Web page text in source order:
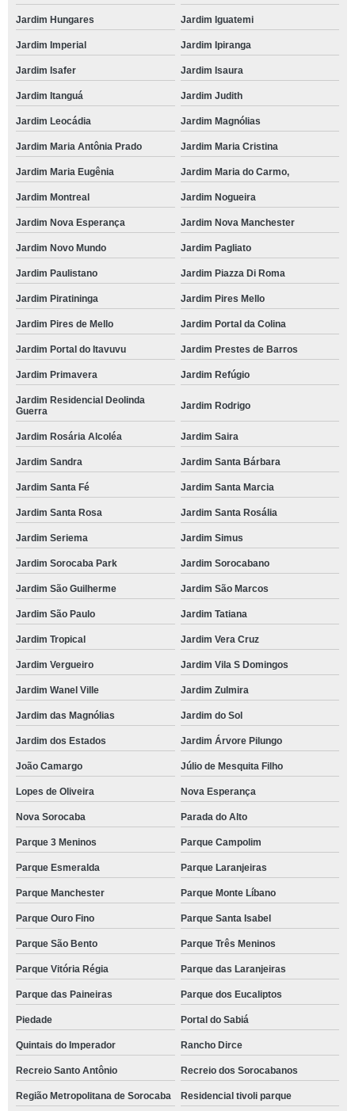
Jardim Hungares Jardim Iguatemi
Jardim Imperial Jardim Ipiranga
Jardim Isafer Jardim Isaura
Jardim Itanguá Jardim Judith
Jardim Leocádia Jardim Magnólias
Jardim Maria Antônia Prado Jardim Maria Cristina
Jardim Maria Eugênia Jardim Maria do Carmo,
Jardim Montreal Jardim Nogueira
Jardim Nova Esperança Jardim Nova Manchester
Jardim Novo Mundo Jardim Pagliato
Jardim Paulistano Jardim Piazza Di Roma
Jardim Piratininga Jardim Pires Mello
Jardim Pires de Mello Jardim Portal da Colina
Jardim Portal do Itavuvu Jardim Prestes de Barros
Jardim Primavera Jardim Refúgio
Jardim Residencial Deolinda
Guerra
Jardim Rodrigo
Jardim Rosária Alcoléa Jardim Saira
Jardim Sandra Jardim Santa Bárbara
Jardim Santa Fé Jardim Santa Marcia
Jardim Santa Rosa Jardim Santa Rosália
Jardim Seriema Jardim Simus
Jardim Sorocaba Park Jardim Sorocabano
Jardim São Guilherme Jardim São Marcos
Jardim São Paulo Jardim Tatiana
Jardim Tropical Jardim Vera Cruz
Jardim Vergueiro Jardim Vila S Domingos
Jardim Wanel Ville Jardim Zulmira
Jardim das Magnólias Jardim do Sol
Jardim dos Estados Jardim Árvore Pilungo
João Camargo Júlio de Mesquita Filho
Lopes de Oliveira Nova Esperança
Nova Sorocaba Parada do Alto
Parque 3 Meninos Parque Campolim
Parque Esmeralda Parque Laranjeiras
Parque Manchester Parque Monte Líbano
Parque Ouro Fino Parque Santa Isabel
Parque São Bento Parque Três Meninos
Parque Vitória Régia Parque das Laranjeiras
Parque das Paineiras Parque dos Eucaliptos
Piedade Portal do Sabiá
Quintais do Imperador Rancho Dirce
Recreio Santo Antônio Recreio dos Sorocabanos
Região Metropolitana de Sorocaba Residencial tivoli parque